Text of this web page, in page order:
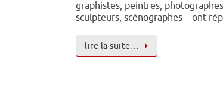
graphistes, peintres,
sculpteurs, scénographes – ont
lire la suite…